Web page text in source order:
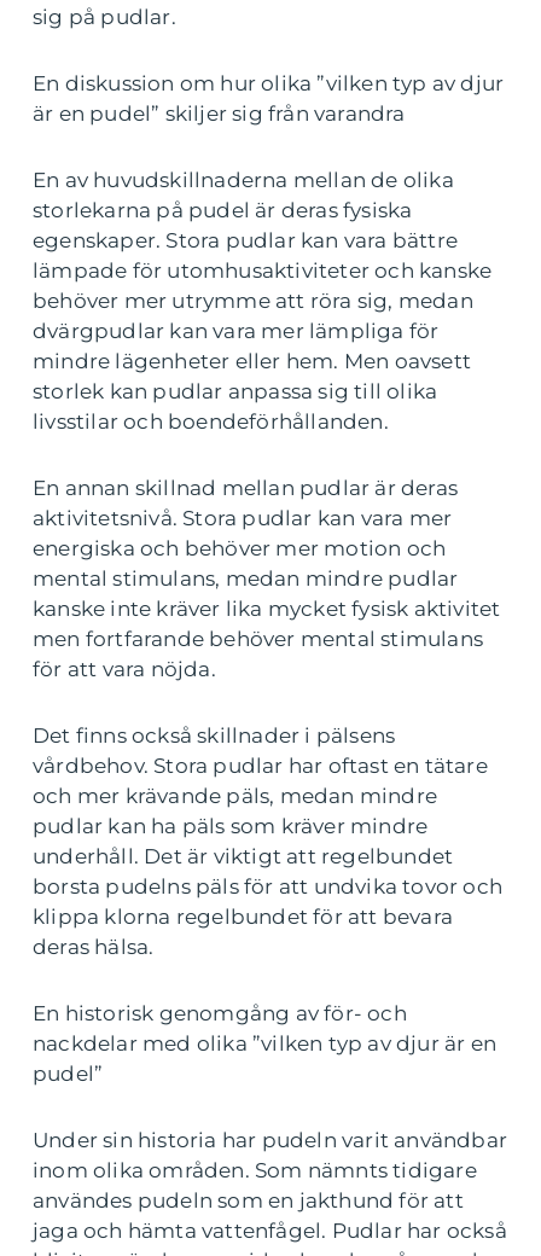
sig på pudlar.
En diskussion om hur olika ”vilken typ av djur
är en pudel” skiljer sig från varandra
En av huvudskillnaderna mellan de olika
storlekarna på pudel är deras fysiska
egenskaper. Stora pudlar kan vara bättre
lämpade för utomhusaktiviteter och kanske
behöver mer utrymme att röra sig, medan
dvärgpudlar kan vara mer lämpliga för
mindre lägenheter eller hem. Men oavsett
storlek kan pudlar anpassa sig till olika
livsstilar och boendeförhållanden.
En annan skillnad mellan pudlar är deras
aktivitetsnivå. Stora pudlar kan vara mer
energiska och behöver mer motion och
mental stimulans, medan mindre pudlar
kanske inte kräver lika mycket fysisk aktivitet
men fortfarande behöver mental stimulans
för att vara nöjda.
Det finns också skillnader i pälsens
vårdbehov. Stora pudlar har oftast en tätare
och mer krävande päls, medan mindre
pudlar kan ha päls som kräver mindre
underhåll. Det är viktigt att regelbundet
borsta pudelns päls för att undvika tovor och
klippa klorna regelbundet för att bevara
deras hälsa.
En historisk genomgång av för- och
nackdelar med olika ”vilken typ av djur är en
pudel”
Under sin historia har pudeln varit användbar
inom olika områden. Som nämnts tidigare
användes pudeln som en jakthund för att
jaga och hämta vattenfågel. Pudlar har också